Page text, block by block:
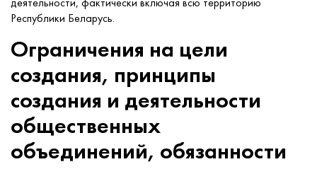
Республики Беларусь.
Ограничения на цели
создания, принципы
создания и деятельности
общественных
объединений, обязанности